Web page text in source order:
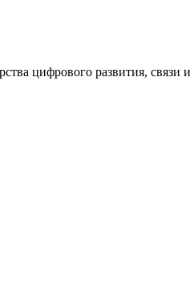
цифрового развития,